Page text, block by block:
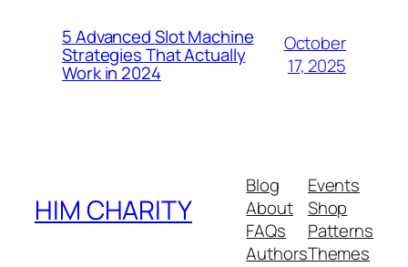
5 Advanced Slot Machine
Strategies That Actually
Work in 2024
October
17, 2025
HIM CHARITY
Blog
About
FAQs
Authors
Events
Shop
Patterns
Themes